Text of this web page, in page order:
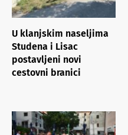
U klanjskim naseljima
Studena i Lisac
postavljeni novi
cestovni branici